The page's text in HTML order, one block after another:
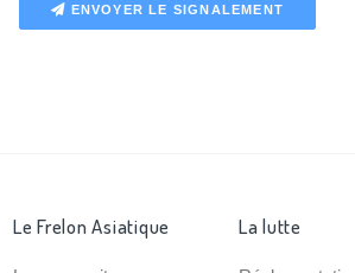
ENVOYER LE SIGNALEMENT
Le Frelon Asiatique La lutte